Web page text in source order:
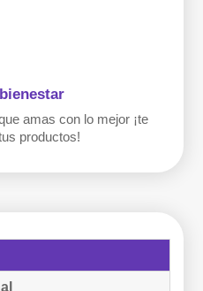
amas con lo mejor ¡te
productos!